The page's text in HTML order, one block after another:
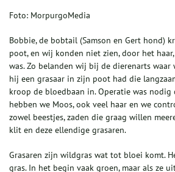
Foto: MorpurgoMedia
Bobbie, de bobtail (Samson en Gert hond)
poot, en wij konden niet zien, door het
was. Zo belanden wij bij de dierenarts
hij een grasaar in zijn poot had die
kroop de bloedbaan in. Operatie was nodig
hebben we Moos, ook veel haar en we
zowel beestjes, zaden die graag willen
klit en deze ellendige grasaren.
Grasaren zijn wildgras wat tot bloei komt.
gras. In het begin vaak groen, maar als ze